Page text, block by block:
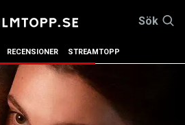
Sök
RECENSIONER STREAMTOPP